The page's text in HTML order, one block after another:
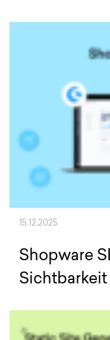
15.12.2025
Shopware
Sichtbarkeit